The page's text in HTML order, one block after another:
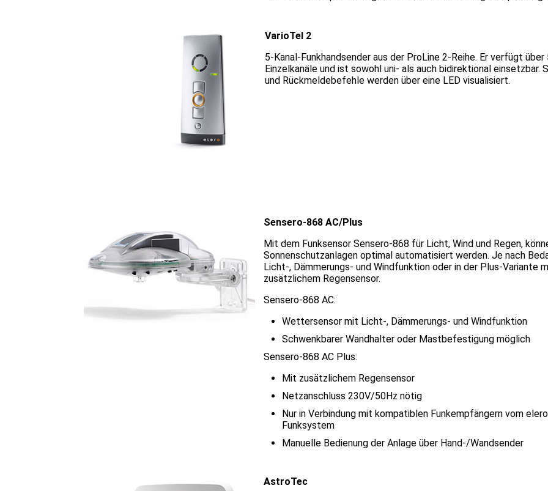
VarioTel 2
5-Kanal-Funkhandsender aus der ProLine 2-Reihe. Er verfügt über
Einzelkanäle und ist sowohl uni- als auch bidirektional einsetzbar.
und Rückmeldebefehle werden über eine LED visualisiert.
Sensero-868 AC/Plus
Mit dem Funksensor Sensero-868 für Licht, Wind und Regen,
Sonnenschutzanlagen optimal automatisiert werden. Je nach
Licht-, Dämmerungs- und Windfunktion oder in der Plus-Variante
zusätzlichem Regensensor.
Sensero-868 AC:
Wettersensor mit Licht-, Dämmerungs- und Windfunktion
Schwenkbarer Wandhalter oder Mastbefestigung möglich
Sensero-868 AC Plus:
Mit zusätzlichem Regensensor
Netzanschluss 230V/50Hz nötig
Nur in Verbindung mit kompatiblen Funkempfängern vom
Funksystem
Manuelle Bedienung der Anlage über Hand-/Wandsender
AstroTec